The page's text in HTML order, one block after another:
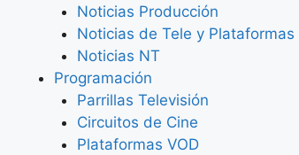
Noticias Producción
Noticias de Tele y Plataformas
Noticias NT
Programación
Parrillas Televisión
Circuitos de Cine
Plataformas VOD